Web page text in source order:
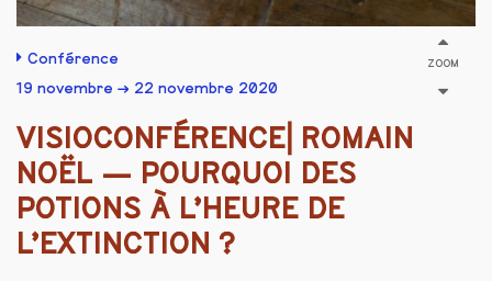
Conférence
19 novembre → 22 novembre 2020
ZOOM
VISIOCONFÉRENCE⎜ROMAIN
NOËL — POURQUOI DES
POTIONS À L’HEURE DE
L’EXTINCTION ?